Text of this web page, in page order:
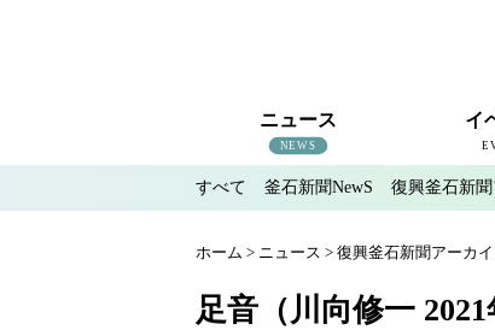
ニュース
NEWS
すべて
釜石新聞NewS
復興釜石新聞アーカイブ
地域情報
インタビュー
イ
釜石のイベン
すべて 釜石新聞NewS 復興釜石新
ホーム > ニュース > 復興釜石新聞アーカ
足音（川向修一 2021